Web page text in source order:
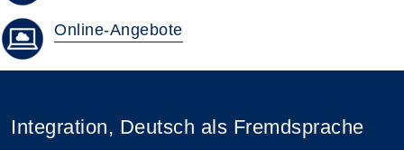
Online-Angebote
Integration, Deutsch als Fremdsprache